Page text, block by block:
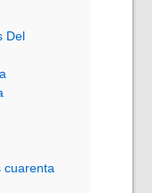
Del
cuarenta